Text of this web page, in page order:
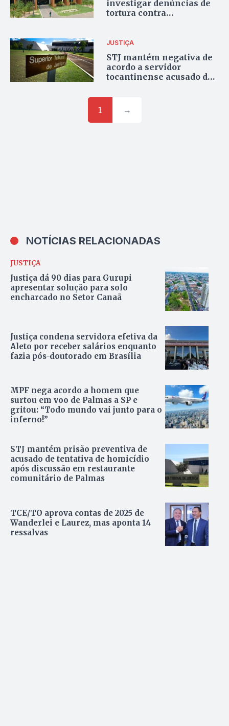
investigar denúncias de
tortura contra
JUSTIÇA
STJ mantém negativa de
acordo a servidor
tocantinense acusado de
alunas de colégio militar
1
→
NOTÍCIAS RELACIONADAS
JUSTIÇA
Justiça dá 90 dias para Gurupi
apresentar solução para solo
encharcado no Setor Canaã
Justiça condena servidora efetiva da
Aleto por receber salários enquanto
fazia pós-doutorado em Brasília
MPF nega acordo a homem que
surtou em voo de Palmas a SP e
gritou: “Todo mundo vai junto para o
inferno!”
STJ mantém prisão preventiva de
acusado de tentativa de homicídio
após discussão em restaurante
comunitário de Palmas
TCE/TO aprova contas de 2025 de
Wanderlei e Laurez, mas aponta 14
ressalvas